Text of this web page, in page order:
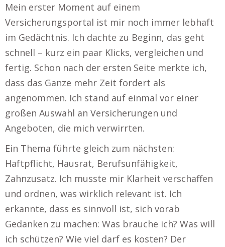
Mein erster Moment auf einem
Versicherungsportal ist mir noch immer lebhaft
im Gedächtnis. Ich dachte zu Beginn, das geht
schnell – kurz ein paar Klicks, vergleichen und
fertig. Schon nach der ersten Seite merkte ich,
dass das Ganze mehr Zeit fordert als
angenommen. Ich stand auf einmal vor einer
großen Auswahl an Versicherungen und
Angeboten, die mich verwirrten.
Ein Thema führte gleich zum nächsten:
Haftpflicht, Hausrat, Berufsunfähigkeit,
Zahnzusatz. Ich musste mir Klarheit verschaffen
und ordnen, was wirklich relevant ist. Ich
erkannte, dass es sinnvoll ist, sich vorab
Gedanken zu machen: Was brauche ich? Was will
ich schützen? Wie viel darf es kosten? Der